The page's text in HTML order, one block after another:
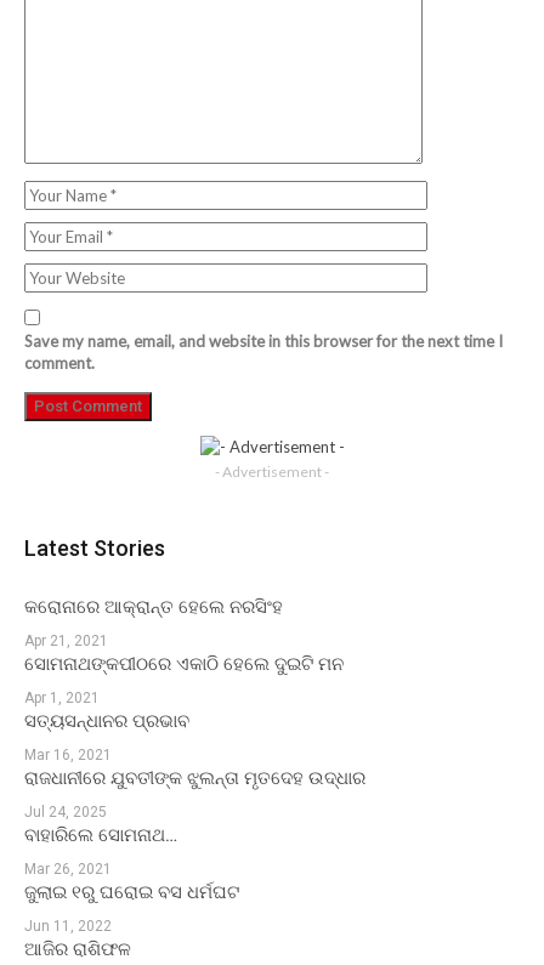
Save my name, email, and website in this browser for the next time I
comment.
- Advertisement -
Latest Stories
କରୋନାରେ ଆକ୍ରାନ୍ତ ହେଲେ ନରସିଂହ
Apr 21, 2021
ସୋମନାଥଙ୍କପୀଠରେ ଏକାଠି ହେଲେ ଦୁଇଟି ମନ
Apr 1, 2021
ସତ୍ୟସନ୍ଧାନର ପ୍ରଭାବ
Mar 16, 2021
ରାଜଧାନୀରେ ଯୁବତୀଙ୍କ ଝୁଲନ୍ତା ମୃତଦେହ ଉଦ୍ଧାର
Jul 24, 2025
ବାହାରିଲେ ସୋମନାଥ…
Mar 26, 2021
ଜୁଲାଇ ୧ରୁ ଘରୋଇ ବସ ଧର୍ମଘଟ
Jun 11, 2022
ଆଜିର ରାଶିଫଳ